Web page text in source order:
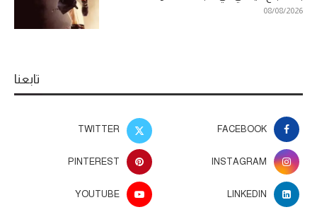
08/08/2026
تابعنا
FACEBOOK
TWITTER
INSTAGRAM
PINTEREST
LINKEDIN
YOUTUBE